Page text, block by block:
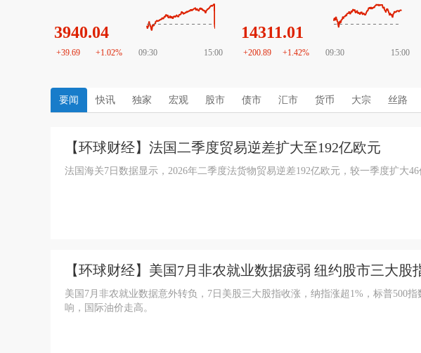
3940.04
+39.69 +1.02% 09:30 15:00
14311.01
+200.89 +1.42% 09:30 15:00
要闻 快讯 独家 宏观 股市 债市 汇市 货币 大宗 丝路
【环球财经】法国二季度贸易逆差扩大至192亿欧元
法国海关7日数据显示，2026年二季度法货物贸易逆差192亿欧元，较一季度扩大46
【环球财经】美国7月非农就业数据疲弱 纽约股市三大股
美国7月非农就业数据意外转负，7日美股三大股指收涨，纳指涨超1%，标普500
响，国际油价走高。